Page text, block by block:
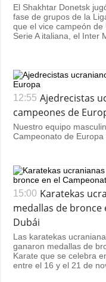
El Shakhtar Donetsk
fase de grupos de la
que el vice campeón
Serie A italiana, el Inter
12:55 Ajedrecistas
campeones de
Nuestro equipo
Campeonato de Europa
15:00 Karatekas
medallas de bronce
Dubái
Las karatekas
ganaron medallas de
Karate que se celebra
entre el 16 y el 21 de